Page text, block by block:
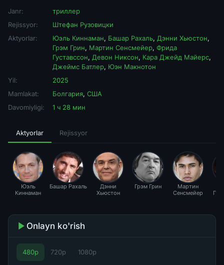
Janr:
триллер
Rejissyor:
Штефан Рузовицки
Aktyorlar:
Юэль Киннаман, Башар Рахаль, Дэнни Хьюстон,
Грэм Грин, Мартин Сенсмейер, Фрида
Густавссон, Девон Никсон, Кара Джейд Майерс,
Джеймс Батлер, Юэн Макнотон
Yil:
2025
Mamlakat:
Болгария, США
Davomiyligi:
1 ч 28 мин
Aktyorlar Rejissyor
Юэль
Киннаман
Башар Рахаль
Дэнни
Хьюстон
Грэм Грин
Мартин
Сенсмейер
Onlayn ko'rish
480p 720p 1080p